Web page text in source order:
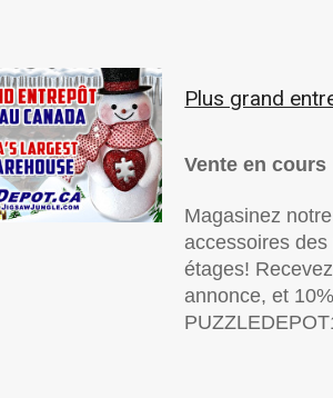
Plus grand
Vente en cours
Magasinez
accessoires
étages!
annonce, et